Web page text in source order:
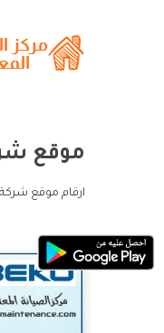
موقع
ارقام موقع شركة